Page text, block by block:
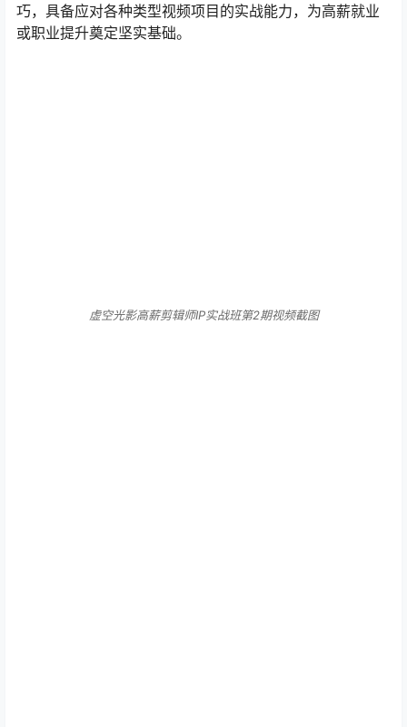
巧，具备应对各种类型视频项目的实战能力，为高薪就业
或职业提升奠定坚实基础。